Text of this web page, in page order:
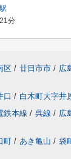
分
区 / 廿日市市 / 広
口 / 白木町大字井
鉄本線 / 呉線 / 広
町 / あき亀山 / 袋